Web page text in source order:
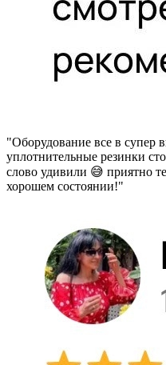
"Оборудование все в супер
уплотнительные резинки
слово удивили 😅 приятно
хорошем состоянии!"